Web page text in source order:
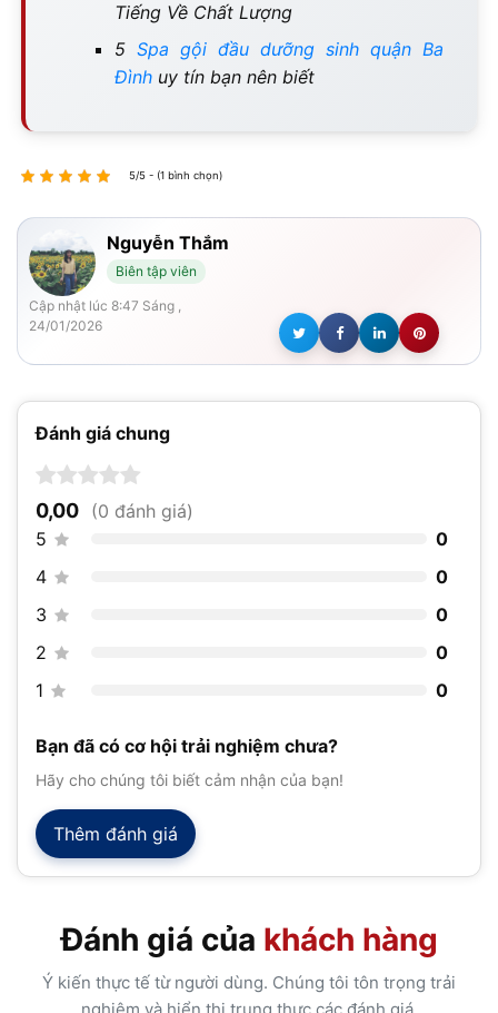
Tiếng Về Chất Lượng
5 Spa gội đầu dưỡng sinh quận Ba
Đình uy tín bạn nên biết
5/5 - (1 bình chọn)
Nguyễn Thắm
Biên tập viên
Cập nhật lúc 8:47 Sáng ,
24/01/2026
Đánh giá chung
0,00 (0 đánh giá)
5
0
4
0
3
0
2
0
1
0
Bạn đã có cơ hội trải nghiệm chưa?
Hãy cho chúng tôi biết cảm nhận của bạn!
Thêm đánh giá
Đánh giá của khách hàng
Ý kiến thực tế từ người dùng. Chúng tôi tôn trọng trải